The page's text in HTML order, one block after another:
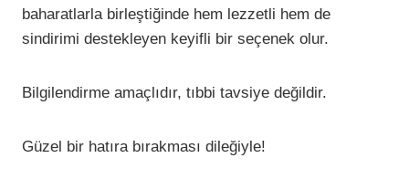
baharatlarla birleştiğinde hem lezzetli hem de
sindirimi destekleyen keyifli bir seçenek olur.
Bilgilendirme amaçlıdır, tıbbi tavsiye değildir.
Güzel bir hatıra bırakması dileğiyle!